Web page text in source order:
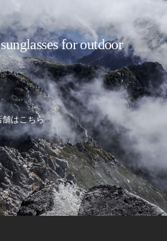
for outdoor
はこちら